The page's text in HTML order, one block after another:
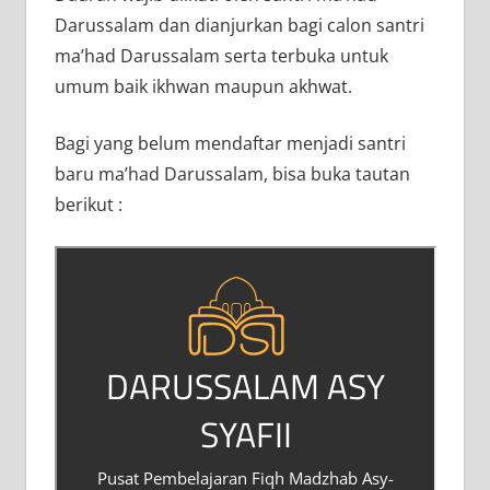
Darussalam dan dianjurkan bagi calon santri
ma’had Darussalam serta terbuka untuk
umum baik ikhwan maupun akhwat.
Bagi yang belum mendaftar menjadi santri
baru ma’had Darussalam, bisa buka tautan
berikut :